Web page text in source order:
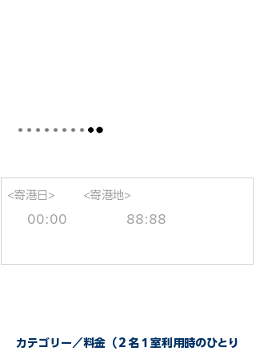
<寄港日>
00:00
<寄港地>
88:88
カテゴリー／料金（２名１室利用時のひとり